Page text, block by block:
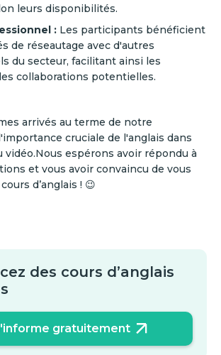
leurs disponibilités.
: Les participants bénéficient
de réseautage avec d'autres
du secteur, facilitant ainsi les
collaborations potentielles.
arrivés au terme de notre
cruciale de l'anglais dans
vidéo.Nous espérons avoir répondu à
et vous avoir convaincu de vous
d’anglais ! 😉
des cours d’anglais
gratuitement